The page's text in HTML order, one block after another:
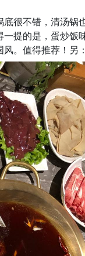
很不错，清汤锅
提的是，蛋炒饭
。值得推荐！另